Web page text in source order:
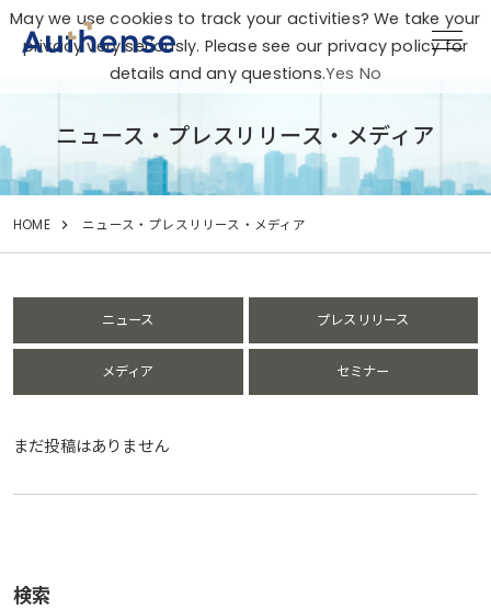
ニュース・プレスリリース・メディア
HOME ニュース・プレスリリース・メディア
ニュース プレスリリース
メディア セミナー
まだ投稿はありません
検索
May we use cookies to track your activities? We take your
privacy very seriously. Please see our privacy policy for
details and any questions.Yes No